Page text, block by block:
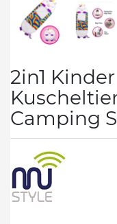
2in1
Camping